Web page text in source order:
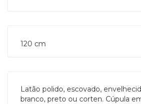
120 cm
Latão polido, escovado,
branco, preto ou corten. Cúpula